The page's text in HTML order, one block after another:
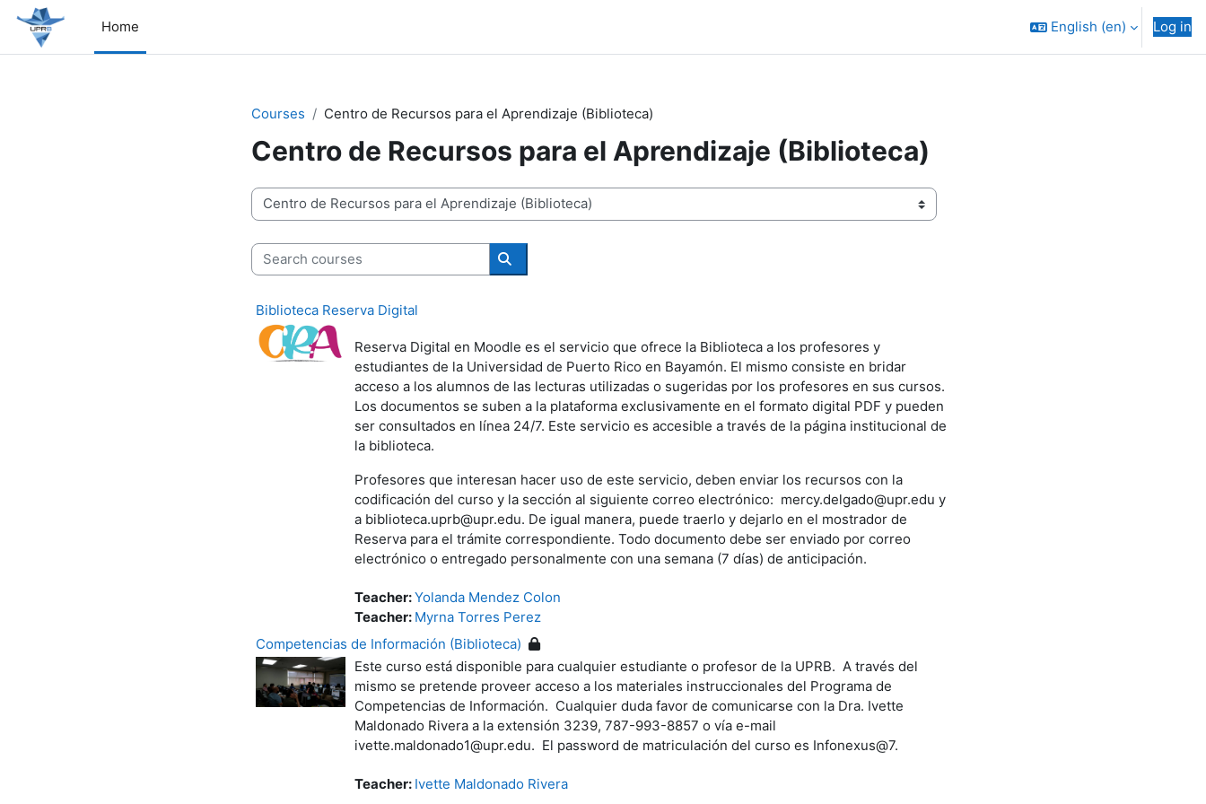
Skip to main content
Home
English ‎(en)‎ Log in
Courses Centro de Recursos para el Aprendizaje (Biblioteca)
Centro de Recursos para el Aprendizaje (Biblioteca)
Course categories
Search courses
Search courses
Biblioteca Reserva Digital
Reserva Digital en Moodle es el servicio que ofrece la Biblioteca a los profesores y
estudiantes de la Universidad de Puerto Rico en Bayamón. El mismo consiste en bridar
acceso a los alumnos de las lecturas utilizadas o sugeridas por los profesores en sus cursos.
Los documentos se suben a la plataforma exclusivamente en el formato digital PDF y pueden
ser consultados en línea 24/7. Este servicio es accesible a través de la página institucional de
la biblioteca.
Profesores que interesan hacer uso de este servicio, deben enviar los recursos con la
codificación del curso y la sección al siguiente correo electrónico: mercy.delgado@upr.edu y
a biblioteca.uprb@upr.edu. De igual manera, puede traerlo y dejarlo en el mostrador de
Reserva para el trámite correspondiente. Todo documento debe ser enviado por correo
electrónico o entregado personalmente con una semana (7 días) de anticipación.
Teacher:Yolanda Mendez Colon
Teacher: Myrna Torres Perez
Competencias de Información (Biblioteca)
Este curso está disponible para cualquier estudiante o profesor de la UPRB. A través del
mismo se pretende proveer acceso a los materiales instruccionales del Programa de
Competencias de Información. Cualquier duda favor de comunicarse con la Dra. Ivette
Maldonado Rivera a la extensión 3239, 787-993-8857 o vía e-mail
ivette.maldonado1@upr.edu. El password de matriculación del curso es Infonexus@7.
Teacher: Ivette Maldonado Rivera